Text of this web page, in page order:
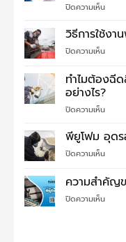
ปิดความเห็นบน
รอย
ซึม
หลังค
ไม่
ตกใจ
ปัญหา
วิธีการใช้งา
ปิดความเห็นบน
การ
ใช้
พี
โฟม
ทำไมต้องฉี
อย่างไร?
ปิดความเห็นบน
ต้อง
ฉีด
สี
โค้ด
บน
พียูโฟม อุดร
ปิดความเห็นบน
ยู
โฟม
อุด
ความสำคัญ
ปิดความเห็นบน